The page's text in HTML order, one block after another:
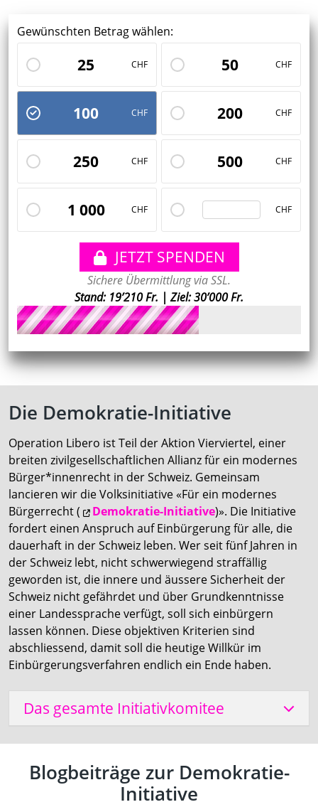
Gewünschten Betrag wählen:
CHF
25 CHF
50
CHF
100 CHF
200
CHF
250 CHF
500
CHF
1 000 CHF
Custom
JETZT SPENDEN
Sichere Übermittlung via SSL.
Stand: 19’210 Fr. | Ziel: 30’000 Fr.
Die Demokratie-Initiative
Operation Libero ist Teil der Aktion Vierviertel, einer
breiten zivilgesellschaftlichen Allianz für ein modernes
Bürger*innenrecht in der Schweiz. Gemeinsam
lancieren wir die Volksinitiative «Für ein modernes
Bürgerrecht (
Demokratie-Initiative)». Die Initiative
fordert einen Anspruch auf Einbürgerung für alle, die
dauerhaft in der Schweiz leben. Wer seit fünf Jahren in
der Schweiz lebt, nicht schwerwiegend straffällig
geworden ist, die innere und äussere Sicherheit der
Schweiz nicht gefährdet und über Grundkenntnisse
einer Landessprache verfügt, soll sich einbürgern
lassen können. Diese objektiven Kriterien sind
abschliessend, damit soll die heutige Willkür im
Einbürgerungsverfahren endlich ein Ende haben.
Das gesamte Initiativkomitee
Blogbeiträge zur Demokratie-
Initiative